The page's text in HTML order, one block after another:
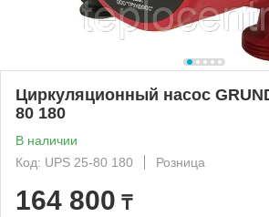
Циркуляционный насос
80 180
В наличии
Код: UPS 25-80 180
Розница
164 800 ₸